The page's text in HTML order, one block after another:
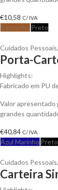
€10,58 C/ IVA
Castanho Preto
Cuidados Pessoais,
Porta-
Highlights:
Fabricado em PU
Valor apresentado
grandes
€40,84 C/ IVA
Azul Marinho Preto
Cuidados Pessoais,
Carteira